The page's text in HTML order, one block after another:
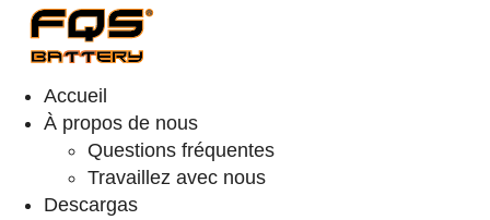
Accueil
À propos de nous
Questions fréquentes
Travaillez avec nous
Descargas